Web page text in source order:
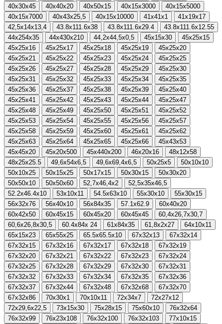
40x30x45
40x40x20 40x50x15 40x15x3000
40x15x5000
40x15x7000
40x43x25,5 40x15x10000 41x41x1
41x19x17
42,5x14x13,4
43.8x111.6x38 43.8x111.6x29.4
43.8x111.6x12.55
44x254x35
44x430x210 44,2x44,5x0,5 45x15x30
45x25x15
45x25x16
45x25x17 45x25x18 45x25x19
45x25x20
45x25x21
45x25x22 45x25x23 45x25x24
45x25x25
45x25x26
45x25x27 45x25x28 45x25x29
45x25x30
45x25x31
45x25x32 45x25x33 45x25x34
45x25x35
45x25x36
45x25x37 45x25x38 45x25x39
45x25x40
45x25x41
45x25x42 45x25x43 45x25x44
45x25x47
45x25x48
45x25x49 45x25x50 45x25x51
45x25x52
45x25x53
45x25x54 45x25x55 45x25x56
45x25x57
45x25x58
45x25x59 45x25x60 45x25x61
45x25x62
45x25x63
45x25x64 45x25x65 45x25x66
45x43x53
45x45x20
45x20x500 45x440x200 46x20x16
48x12x58
48x25x25.5
49,6x54x6,5 49,6x69,4x6,5 50x25x5
50x10x10
50x10x25
50x15x25 50x17x15 50x30x15
50x30x20
50x50x10
50x50x60 52,7x46,4x2
52,5x35x46,5
52.2x46.4x10
53x10x11 54.5x63x10 55x30x10
55x30x15
56x32x76
56x40x10 56x84x35 57.1x62.9
60x40x20
60x42x50
60x45x15 60x45x20 60x45x45
60,4x26,7x30,7
60,6x26,8x30,5
60.4x84x 24 61x84x35 61,8x2x27
64x10x11
65x15x23
65x55x25 65.5x65.5x10 67x32x13
67x32x14
67x32x15
67x32x16 67x32x17 67x32x18
67x32x19
67x32x20
67x32x21 67x32x22 67x32x23
67x32x24
67x32x25
67x32x28 67x32x29 67x32x30
67x32x31
67x32x32
67x32x33 67x32x34 67x32x35
67x32x36
67x32x37
67x32x44 67x32x48 67x32x68
67x32x70
67x32x86
70x30x1 70x10x11 72x34x7
72x27x12
72x29,6x22,5
73x15x30 75x28x15 75x60x10
76x32x64
76x32x99
76x23x108 76x32x100 76x32x103
77x10x15